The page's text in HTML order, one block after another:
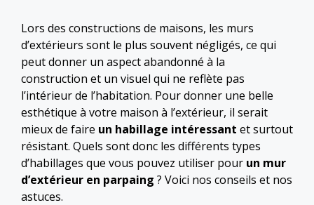
Lors des constructions de maisons, les murs
d’extérieurs sont le plus souvent négligés, ce qui
peut donner un aspect abandonné à la
construction et un visuel qui ne reflète pas
l’intérieur de l’habitation. Pour donner une belle
esthétique à votre maison à l’extérieur, il serait
mieux de faire un habillage intéressant et surtout
résistant. Quels sont donc les différents types
d’habillages que vous pouvez utiliser pour un mur
d’extérieur en parpaing ? Voici nos conseils et nos
astuces.